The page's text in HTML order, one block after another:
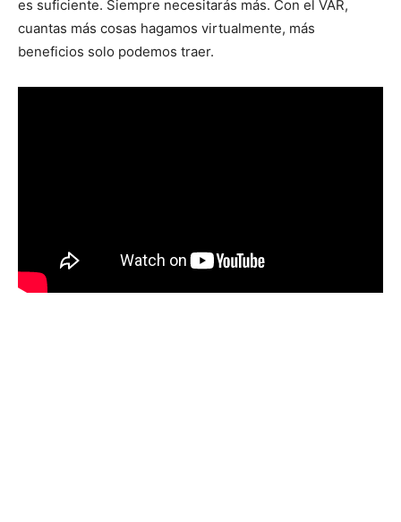
es suficiente. Siempre necesitarás más. Con el VAR,
cuantas más cosas hagamos virtualmente, más
beneficios solo podemos traer.